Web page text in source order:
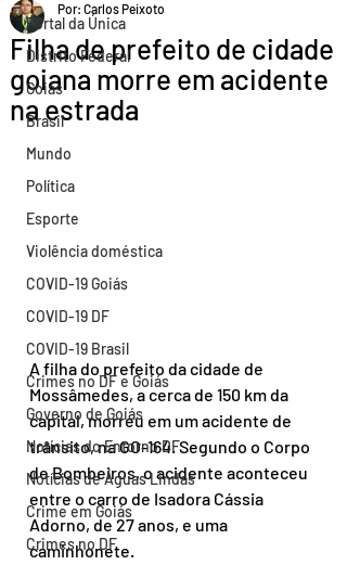
Portal da Única
Distrito Federal
Goiás
Brasil
Mundo
Política
Esporte
Violência doméstica
COVID-19 Goiás
COVID-19 DF
COVID-19 Brasil
Crimes no DF e Goiás
Governo de Goiás
Notícias do Entorno DF
Notícias de Águas Lindas
Crime em Goiás
Crimes no DF
Filha de prefeito de cidade
goiana morre em acidente
na estrada
Por: Carlos Peixoto
A filha do prefeito da cidade de
Mossâmedes, a cerca de 150 km da
capital, morreu em um acidente de
trânsito, na GO-164. Segundo o Corpo
de Bombeiros, o acidente aconteceu
entre o carro de Isadora Cássia
Adorno, de 27 anos, e uma
caminhonete.